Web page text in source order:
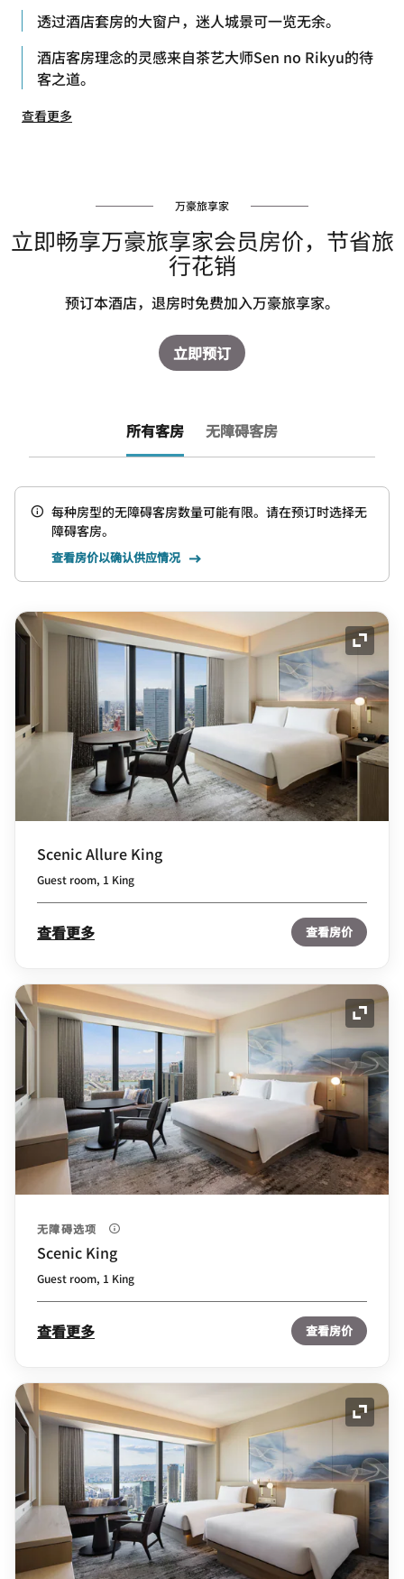
透过酒店套房的大窗户，迷人城景可一览无余。
酒店客房理念的灵感来自茶艺大师Sen no Rikyu的待
客之道。
查看更多
万豪旅享家
立即畅享万豪旅享家会员房价，节省旅
行花销
预订本酒店，退房时免费加入万豪旅享家。
立即预订
所有客房 无障碍客房
每种房型的无障碍客房数量可能有限。请在预订时选择无
障碍客房。
查看房价以确认供应情况
展开
Scenic Allure King
Guest room, 1 King
查看更多 查看房价
展开
无障碍选项
Scenic King
Guest room, 1 King
查看更多 查看房价
展开